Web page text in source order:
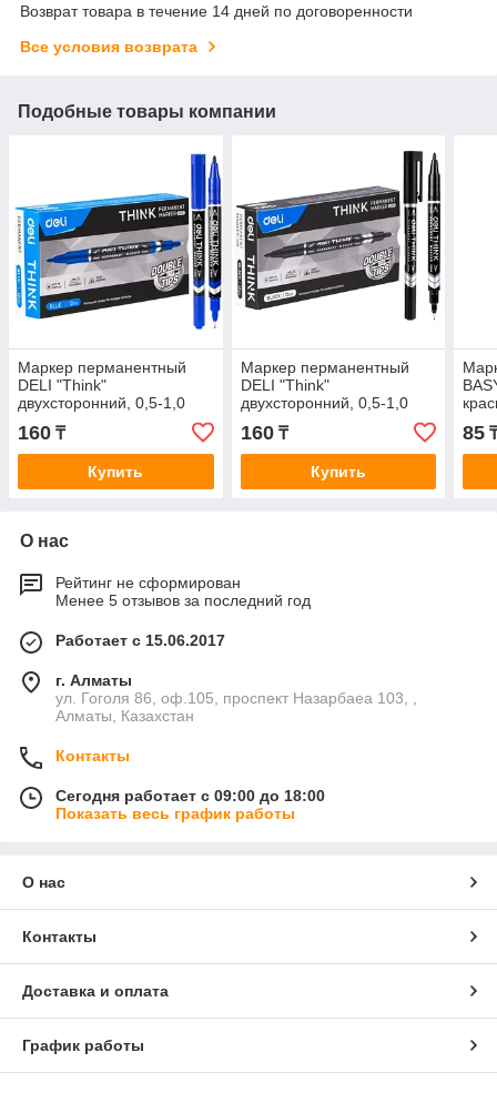
Возврат товара в течение 14 дней по договоренности
Все условия возврата
Подобные товары компании
Маркер перманентный
DELI "Think"
двухсторонний, 0,5-1,0
мм, синий
160 ₸
Купить
Маркер перманентный
DELI "Think"
двухсторонний, 0,5-1,0
мм, черный
160₸
Купить
85
О нас
Рейтинг не сформирован
Менее 5 отзывов за последний год
Работает с 15.06.2017
г. Алматы
ул. Гоголя 86, оф.105, проспект Назарбаеа 103, ,
Алматы, Казахстан
Контакты
Сегодня работает с 09:00 до 18:00
Показать весь график работы
О нас
Контакты
Доставка и оплата
График работы